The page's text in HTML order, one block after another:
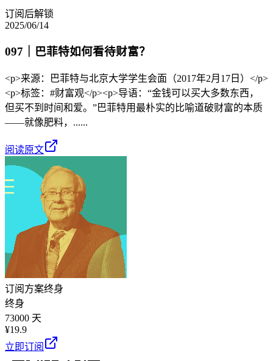
订阅后解锁
2025/06/14
097｜巴菲特如何看待财富？
<p>来源：巴菲特与北京大学学生会面（2017年2月17日）</p>
<p>标签：#财富观</p><p>导语：“金钱可以买大多数东西，
但买不到时间和爱。”巴菲特用最朴实的比喻道破财富的本质
——就像肥料，......
阅读原文
订阅方案终身
终身
73000 天
¥19.9
立即订阅